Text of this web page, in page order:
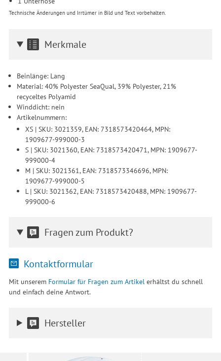
Technische Änderungen und Irrtümer in Bild und Text vorbehalten.
Merkmale
Beinlänge: Lang
Material: 40% Polyester SeaQual, 39% Polyester, 21%
recyceltes Polyamid
Winddicht: nein
Artikelnummern:
XS | SKU: 3021359, EAN: 7318573420464, MPN:
1909677-999000-3
S | SKU: 3021360, EAN: 7318573420471, MPN: 1909677-
999000-4
M | SKU: 3021361, EAN: 7318573346696, MPN:
1909677-999000-5
L | SKU: 3021362, EAN: 7318573420488, MPN: 1909677-
999000-6
Fragen zum Produkt?
Kontaktformular
Mit unserem Formular für Fragen zum Artikelerhältst du schnell
und einfach deine Antwort.
Hersteller